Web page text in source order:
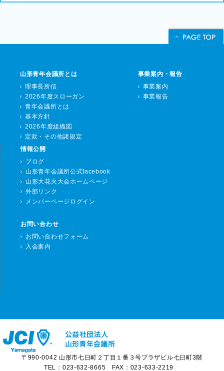
山形青年会議所とは
理事長所信
2026年度スローガン
青年会議所とは
基本方針
2026年度組織図
定款・その他諸規定
事業案内・報告
事業案内
事業報告
情報公開
ブログ
山形青年会議所公式facebook
山形大花火大会ホームページ
外部リンク
メンバーページログイン
お問い合わせ
お問い合わせフォーム
入会案内
〒990-0042 山形市七日町２丁目１番３号プラザビル七日町3階
TEL：023-632-8665 FAX：023-633-2219